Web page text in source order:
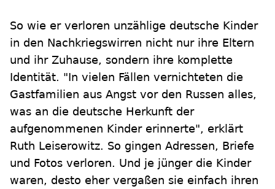
So wie er verloren unzählige deutsche Kinder
in den Nachkriegswirren nicht nur ihre Eltern
und ihr Zuhause, sondern ihre komplette
Identität. "In vielen Fällen vernichteten die
Gastfamilien aus Angst vor den Russen alles,
was an die deutsche Herkunft der
aufgenommenen Kinder erinnerte", erklärt
Ruth Leiserowitz. So gingen Adressen, Briefe
und Fotos verloren. Und je jünger die Kinder
waren, desto eher vergaßen sie einfach ihren